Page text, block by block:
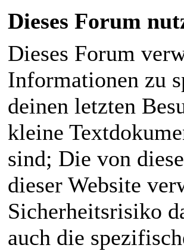
Dieses Forum
Dieses Forum
Informationen zu
deinen letzten
kleine
sind; Die von
dieser Website
Sicherheitsrisiko
auch die